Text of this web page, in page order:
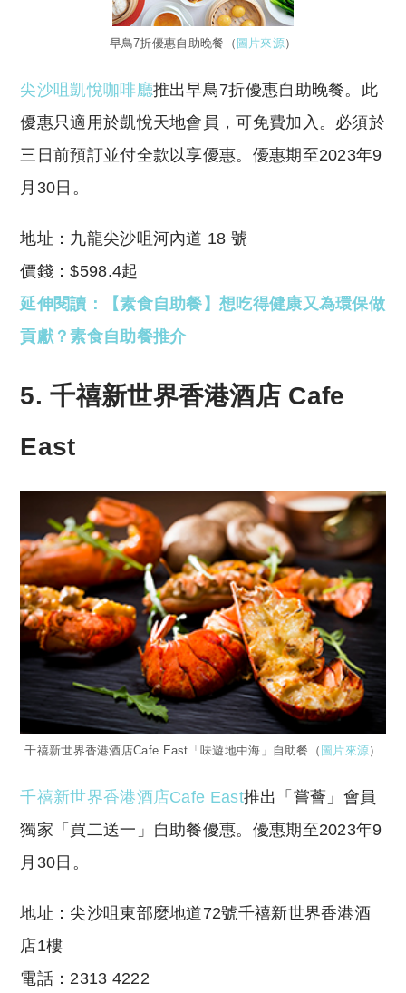
早鳥7折優惠自助晚餐（ 圖片來源）
尖沙咀凱悅咖啡廳推出早鳥7折優惠自助晚餐。此
優惠只適用於凱悅天地會員，可免費加入。必須於
三日前預訂並付全款以享優惠。優惠期至2023年9
月30日。
地址：九龍尖沙咀河內道 18 號
價錢：$598.4起
延伸閱讀：【素食自助餐】想吃得健康又為環保做
貢獻？素食自助餐推介
5. 千禧新世界香港酒店 Cafe
East
千禧新世界香港酒店Cafe East「味遊地中海」自助餐（ 圖片來源）
千禧新世界香港酒店Cafe East推出「嘗薈」會員
獨家「買二送一」自助餐優惠。優惠期至2023年9
月30日。
地址：尖沙咀東部麼地道72號千禧新世界香港酒
店1樓
電話：2313 4222